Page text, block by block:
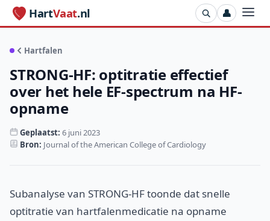
HartVaat.nl 👤
Hartfalen
STRONG-HF: optitratie effectief
over het hele EF-spectrum na HF-
opname
Geplaatst: 6 juni 2023
Bron: Journal of the American College of Cardiology
Subanalyse van STRONG-HF toonde dat snelle
optitratie van hartfalenmedicatie na opname